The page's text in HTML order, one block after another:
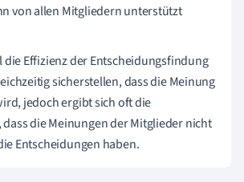
von allen Mitgliedern unterstützt
die Effizienz der Entscheidungsfindung
sicherstellen, dass die Meinung
jedoch ergibt sich oft die
die Meinungen der Mitglieder nicht
Entscheidungen haben.